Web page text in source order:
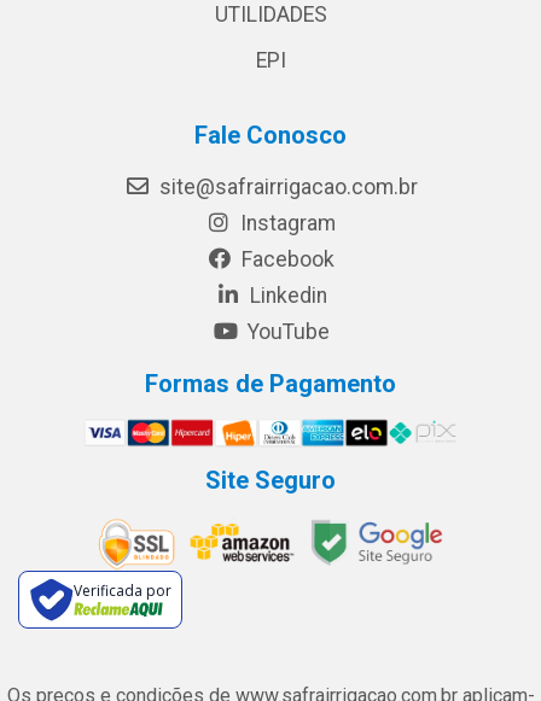
UTILIDADES
EPI
Fale Conosco
site@safrairrigacao.com.br
Instagram
Facebook
Linkedin
YouTube
Formas de Pagamento
Site Seguro
Verificada por
Os preços e condições de www.safrairrigacao.com.br aplicam-